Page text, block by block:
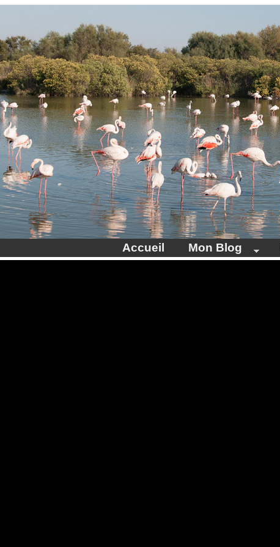
Accueil Mon Blog